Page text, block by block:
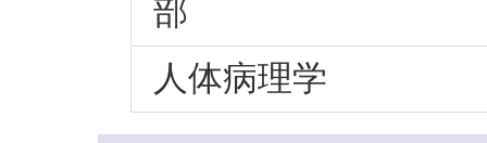
部
人体病理学